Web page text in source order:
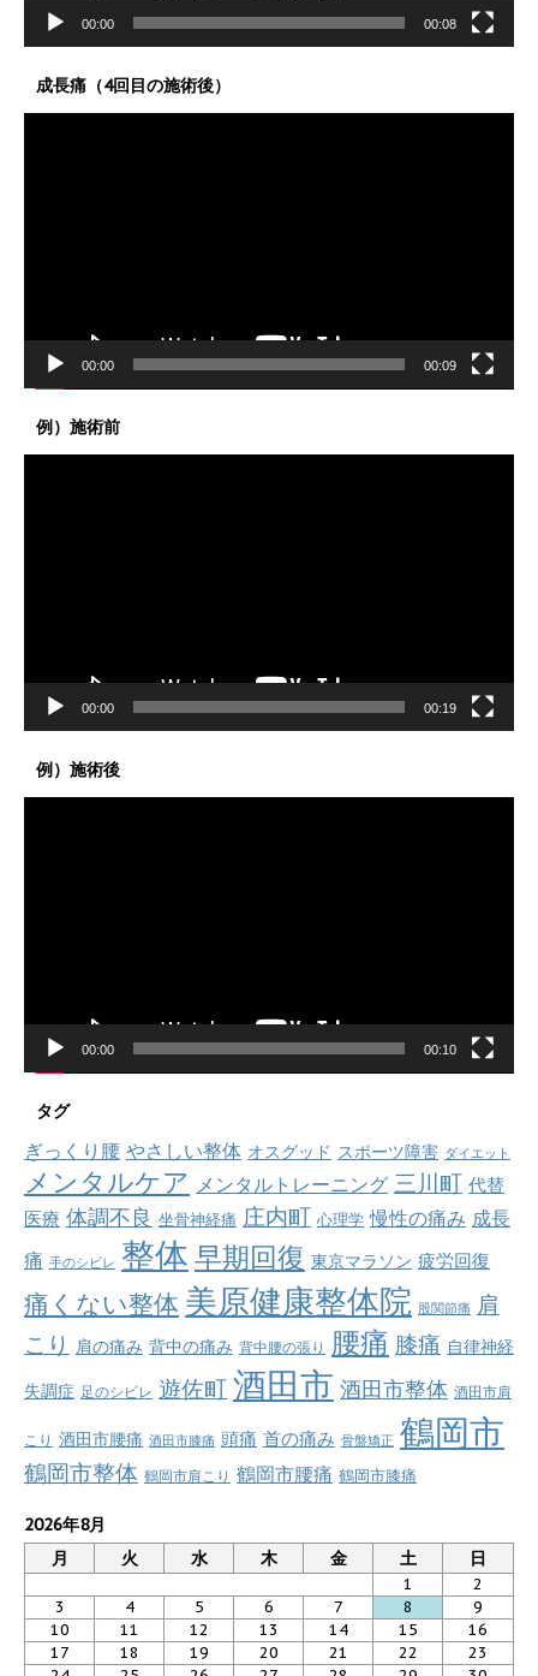
00:00 00:08
成長痛（4回目の施術後）
00:00 00:09
例）施術前
00:00 00:19
例）施術後
00:00 00:10
タグ
ぎっくり腰 やさしい整体 オスグッド スポーツ障害 ダイエット
メンタルケア メンタルトレーニング 三川町 代替
医療 体調不良 坐骨神経痛 庄内町 心理学 慢性の痛み 成長
痛 手のシビレ 整体 早期回復 東京マラソン 疲労回復
痛くない整体 美原健康整体院 股関節痛 肩
こり 肩の痛み 背中の痛み 背中腰の張り 腰痛 膝痛 自律神経
失調症 足のシビレ 遊佐町 酒田市 酒田市整体 酒田市肩
こり 酒田市腰痛 酒田市膝痛 頭痛 首の痛み 骨盤矯正 鶴岡市
鶴岡市整体 鶴岡市肩こり 鶴岡市腰痛 鶴岡市膝痛
2026年8月
月
火 水 木 金 土 日
1
2
3
4 5 6 7 8
9
10
11 12 13 14 15
16
17
18 19 20 21 22
23